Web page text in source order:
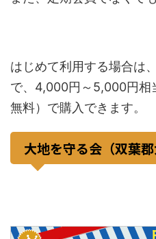
はじめて利用する場合は
で、4,000円～5,000円相
無料）で購入できます。
大地を守る会（双葉郡